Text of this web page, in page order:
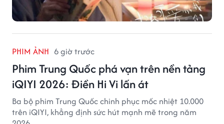
PHIM ẢNH 6 giờ trước
Phim Trung Quốc phá vạn trên nền tảng
iQIYI 2026: Điền Hi Vi lấn át
Ba bộ phim Trung Quốc chinh phục mốc nhiệt 10.000
trên iQIYI, khẳng định sức hút mạnh mẽ trong năm